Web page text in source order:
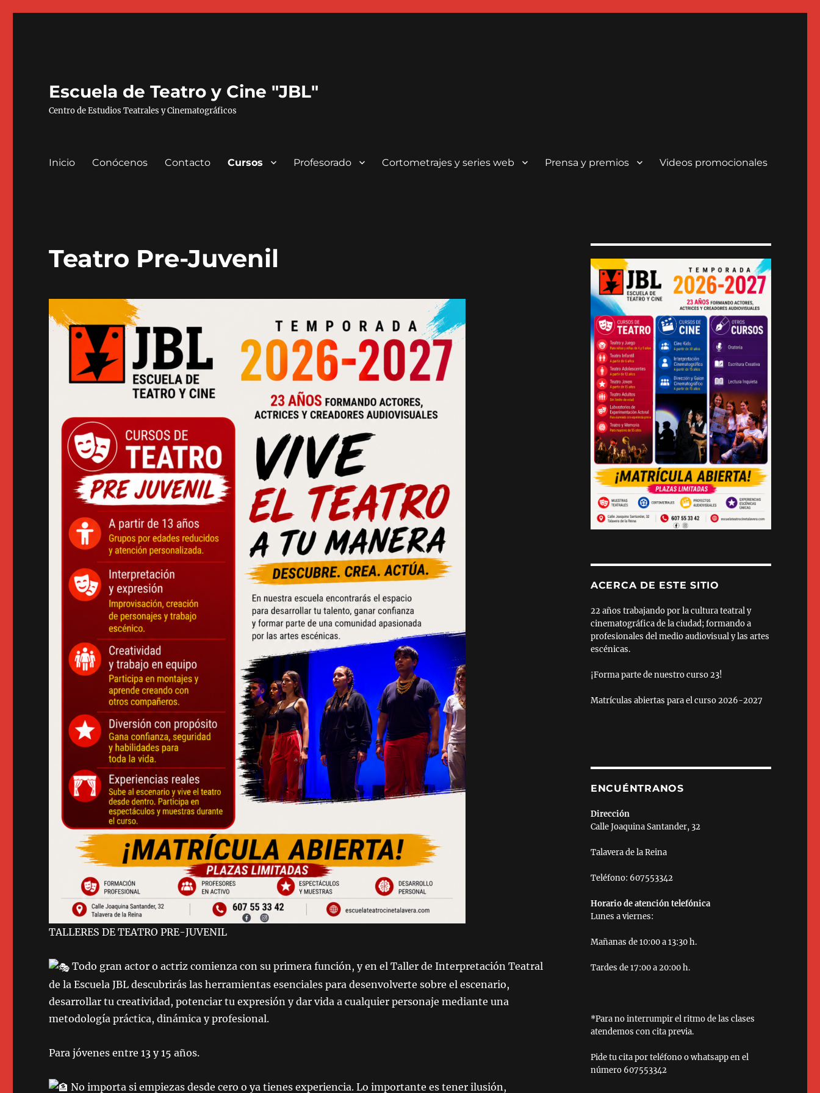
Escuela de Teatro y Cine "JBL"
Centro de Estudios Teatrales y Cinematográficos
Inicio Conócenos Contacto Cursos Profesorado Cortometrajes y series web Prensa y premios Videos promocionales
Teatro Pre-Juvenil
TALLERES DE TEATRO PRE-JUVENIL
Todo gran actor o actriz comienza con su primera función, y en el Taller de Interpretación Teatral
de la Escuela JBL descubrirás las herramientas esenciales para desenvolverte sobre el escenario,
desarrollar tu creatividad, potenciar tu expresión y dar vida a cualquier personaje mediante una
metodología práctica, dinámica y profesional.
Para jóvenes entre 13 y 15 años.
No importa si empiezas desde cero o ya tienes experiencia. Lo importante es tener ilusión,
ACERCA DE ESTE SITIO
22 años trabajando por la cultura teatral y
cinematográfica de la ciudad; formando a
profesionales del medio audiovisual y las artes
escénicas.
¡Forma parte de nuestro curso 23!
Matrículas abiertas para el curso 2026-2027
ENCUÉNTRANOS
Dirección
Calle Joaquina Santander, 32
Talavera de la Reina
Teléfono: 607553342
Horario de atención telefónica
Lunes a viernes:
Mañanas de 10:00 a 13:30 h.
Tardes de 17:00 a 20:00 h.
*Para no interrumpir el ritmo de las clases
atendemos con cita previa.
Pide tu cita por teléfono o whatsapp en el
número 607553342